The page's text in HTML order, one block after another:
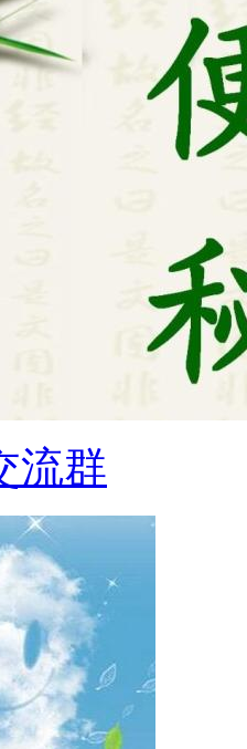
流群